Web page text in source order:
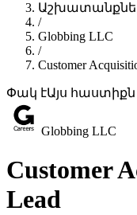
/
Globbing LLC
/
Customer
Փակ էԱյս հաստիքն
Globbing LLC
Customer
Lead